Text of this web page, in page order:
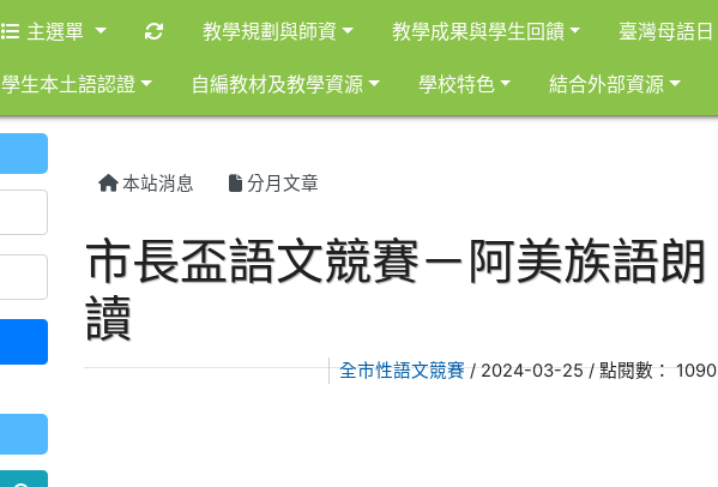
主選單 重新取得佈景設定
教學規劃與師資 教學成果與學生回饋 臺灣母語日
學生本土語認證 自編教材及教學資源 學校特色 結合外部資源
本站消息 分月文章
市長盃語文競賽－阿美族語朗
讀
全市性語文競賽/ 2024-03-25 / 點閱數： 1090